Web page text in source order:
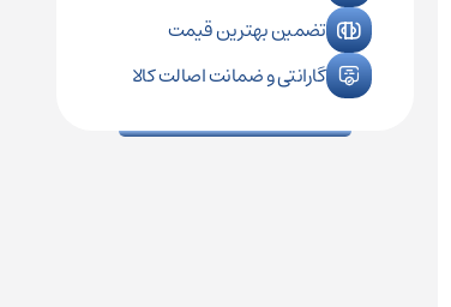
تضمین بهترین قیمت
گارانتی و ضمانت اصالت کالا